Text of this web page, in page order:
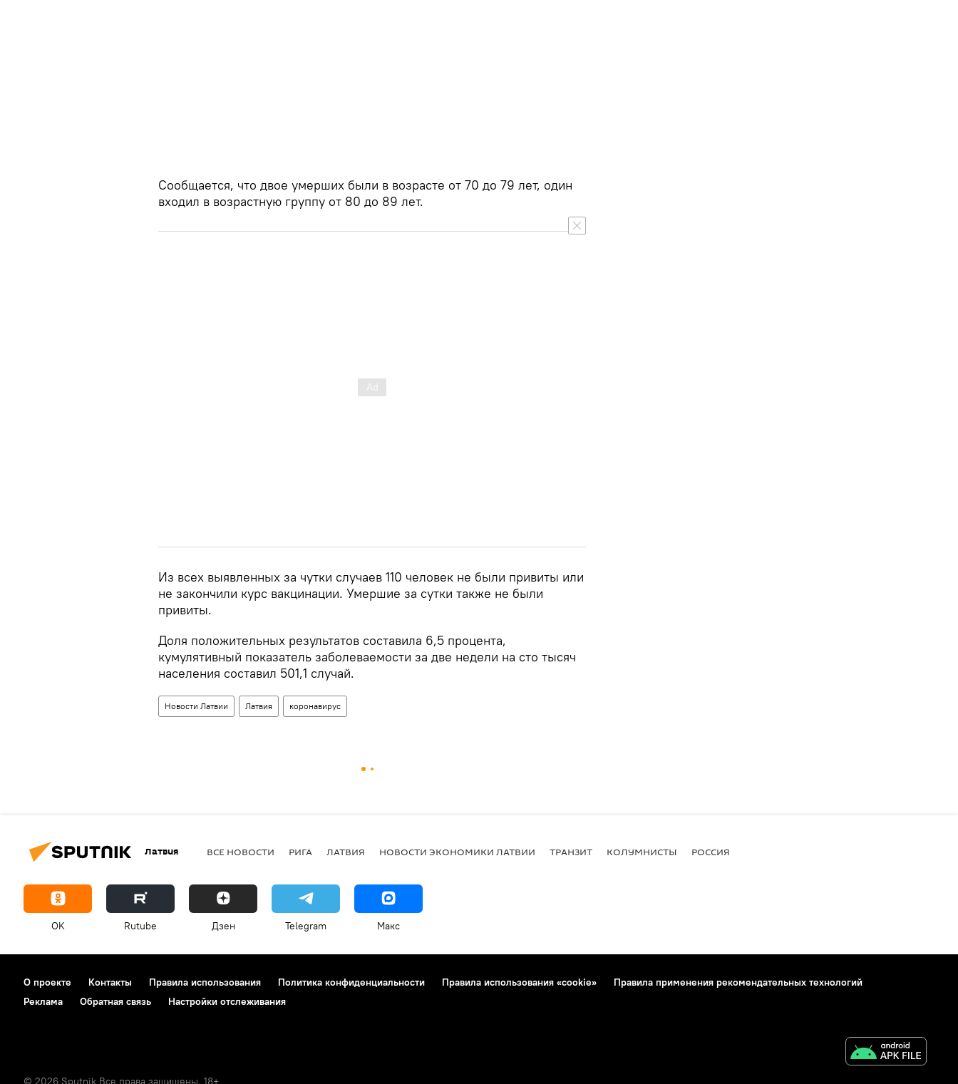
Сообщается, что двое умерших были в возрасте от 70 до 79 лет, один
входил в возрастную группу от 80 до 89 лет.
Из всех выявленных за чутки случаев 110 человек не были привиты или
не закончили курс вакцинации. Умершие за сутки также не были
привиты.
Доля положительных результатов составила 6,5 процента,
кумулятивный показатель заболеваемости за две недели на сто тысяч
населения составил 501,1 случай.
Новости Латвии Латвия коронавирус
Латвия ВСЕ НОВОСТИ РИГА ЛАТВИЯ НОВОСТИ ЭКОНОМИКИ ЛАТВИИ ТРАНЗИТ КОЛУМНИСТЫ РОССИЯ
OK Rutube Дзен Telegram Макс
О проекте Контакты Правила использования Политика конфиденциальности Правила использования «cookie»
Правила применения рекомендательных технологий
Реклама
Обратная связь Настройки отслеживания
© 2026 Sputnik Все права защищены. 18+